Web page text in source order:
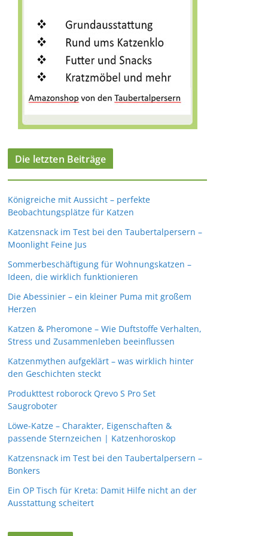
Die letzten Beiträge
Königreiche mit Aussicht – perfekte
Beobachtungsplätze für Katzen
Katzensnack im Test bei den Taubertalpersern –
Moonlight Feine Jus
Sommerbeschäftigung für Wohnungskatzen –
Ideen, die wirklich funktionieren
Die Abessinier – ein kleiner Puma mit großem
Herzen
Katzen & Pheromone – Wie Duftstoffe Verhalten,
Stress und Zusammenleben beeinflussen
Katzenmythen aufgeklärt – was wirklich hinter
den Geschichten steckt
Produkttest roborock Qrevo S Pro Set
Saugroboter
Löwe-Katze – Charakter, Eigenschaften &
passende Sternzeichen | Katzenhoroskop
Katzensnack im Test bei den Taubertalpersern –
Bonkers
Ein OP Tisch für Kreta: Damit Hilfe nicht an der
Ausstattung scheitert